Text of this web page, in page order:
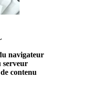
navigateur
serveur
contenu